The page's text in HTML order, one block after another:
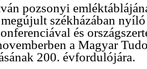
pozsonyi
székházában
és
a Magyar
200. évfordulójára.